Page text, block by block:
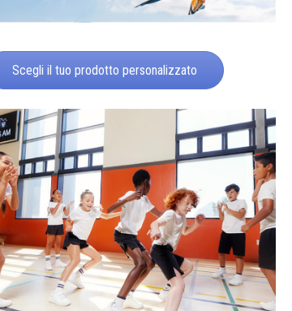
Scegli il tuo prodotto personalizzato